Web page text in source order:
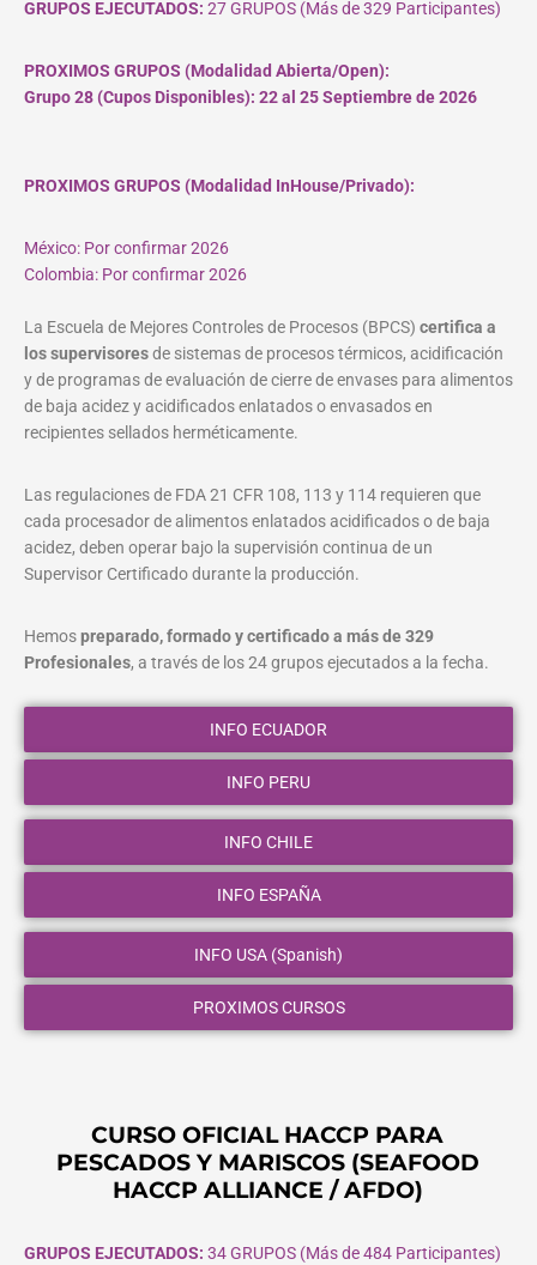
GRUPOS EJECUTADOS: 27 GRUPOS (Más de 329 Participantes)
PROXIMOS GRUPOS (Modalidad Abierta/Open):
Grupo 28 (Cupos Disponibles): 22 al 25 Septiembre de 2026
PROXIMOS GRUPOS (Modalidad InHouse/Privado):
México: Por confirmar 2026
Colombia: Por confirmar 2026
La Escuela de Mejores Controles de Procesos (BPCS) certifica a
los supervisoresde sistemas de procesos térmicos, acidificación
y de programas de evaluación de cierre de envases para alimentos
de baja acidez y acidificados enlatados o envasados en
recipientes sellados herméticamente.
Las regulaciones de FDA 21 CFR 108, 113 y 114 requieren que
cada procesador de alimentos enlatados acidificados o de baja
acidez, deben operar bajo la supervisión continua de un
Supervisor Certificado durante la producción.
Hemospreparado, formado y certificado a más de 329
Profesionales, a través de los 24 grupos ejecutados a la fecha.
INFO ECUADOR
INFO PERU
INFO CHILE
INFO ESPAÑA
INFO USA (Spanish)
PROXIMOS CURSOS
CURSO OFICIAL HACCP PARA
PESCADOS Y MARISCOS (SEAFOOD
HACCP ALLIANCE / AFDO)
GRUPOS EJECUTADOS: 34 GRUPOS (Más de 484 Participantes)